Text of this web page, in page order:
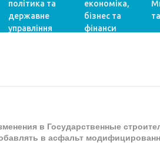
політика та
державне
управління
економіка,
бізнес та
фінанси
в Государственные
в асфальт